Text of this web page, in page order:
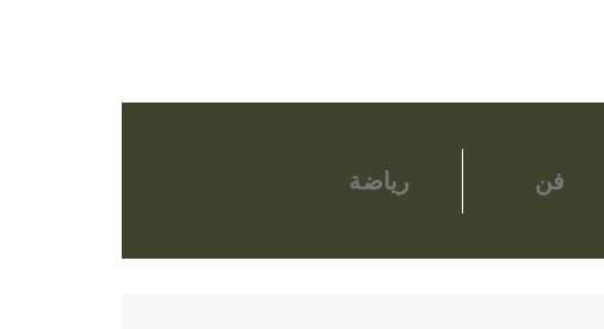
فن رياضة